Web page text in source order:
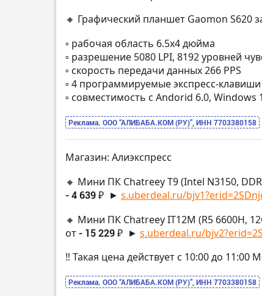
🔸 Графический планшет Gaomon S620
▫️ рабочая область 6.5х4 дюйма
▫️ разрешение 5080 LPI, 8192 уровней
▫️ скорость передачи данных 266 PPS
▫️ 4 программируемые экспресс-клавиши
▫️ совместимость с Andorid 6.0,
Реклама. ООО “АЛИБАБА.КОМ (РУ)”, ИНН 7703380158
Магазин: Алиэкспресс
🔸 Мини ПК Chatreey T9 (Intel N3150,
- 4 639 ₽ ► s.uberdeal.ru/
🔸 Мини ПК Chatreey IT12M (R5 6600H,
от- 15 229 ₽ ► s.uberdeal.ru/
‼️ Такая цена действует с 10:00 до
Реклама. ООО “АЛИБАБА.КОМ (РУ)”, ИНН 7703380158